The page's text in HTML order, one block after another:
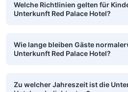
Welche Richtlinien gelten für
Unterkunft Red Palace Hotel?
Wie lange bleiben Gäste
Unterkunft Red Palace Hotel?
Zu welcher Jahreszeit ist die